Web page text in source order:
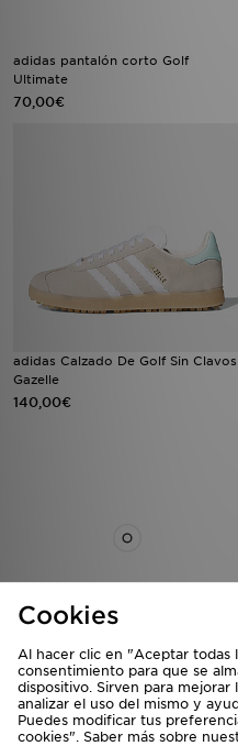
adidas pantalón corto Golf
Ultimate
70,00€
adidas Calzado De Golf Sin Clavos
Gazelle
140,00€
adidas Cinturón Reversible
Webbing
23,00€
Cookies
Al hacer clic en "Aceptar todas
consentimiento para que se
dispositivo. Sirven para mejorar
analizar el uso del mismo y
Puedes modificar tus
cookies". Saber más sobre